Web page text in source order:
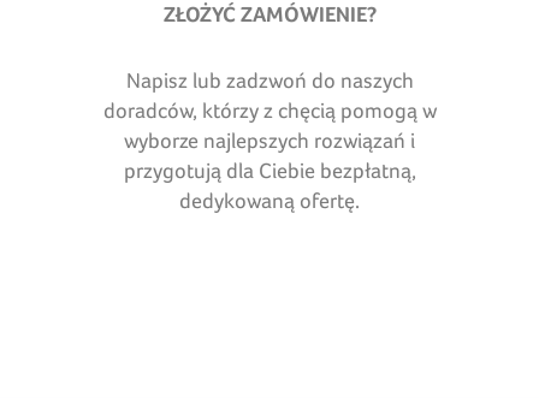
ZŁOŻYĆ ZAMÓWIENIE?
Napisz lub zadzwoń do naszych
doradców, którzy z chęcią pomogą w
wyborze najlepszych rozwiązań i
przygotują dla Ciebie bezpłatną,
dedykowaną ofertę.